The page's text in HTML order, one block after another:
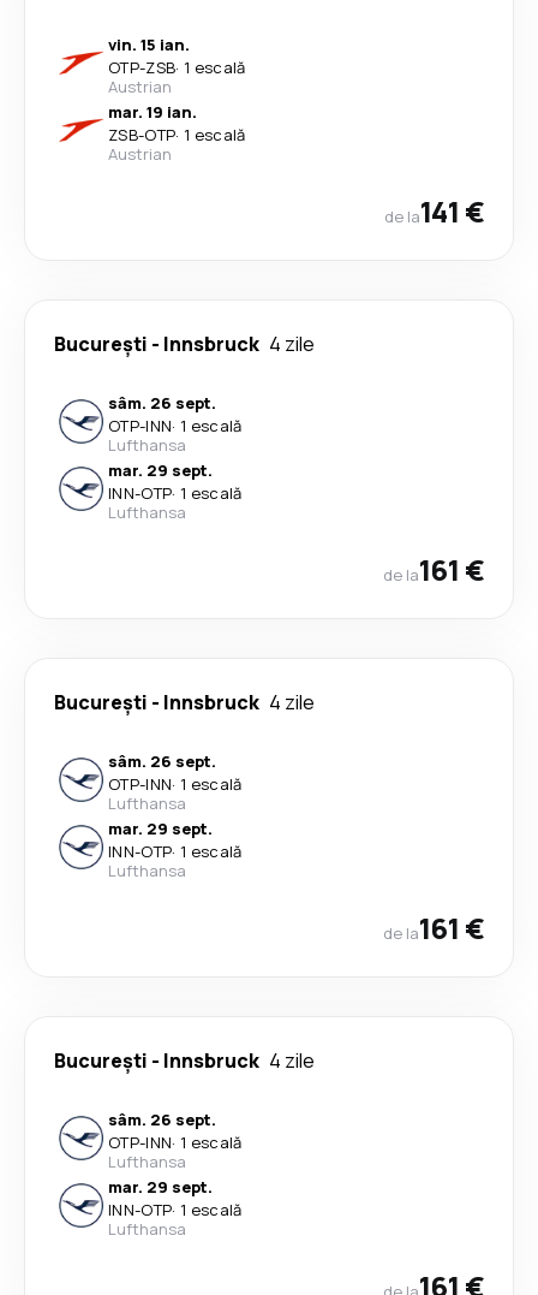
vin. 15 ian.
OTP-ZSB· 1 escală
Austrian
mar. 19 ian.
ZSB-OTP· 1 escală
Austrian
de la141 €
București - Innsbruck 4 zile
sâm. 26 sept.
OTP-INN· 1 escală
Lufthansa
mar. 29 sept.
INN-OTP· 1 escală
Lufthansa
de la161 €
București - Innsbruck 4 zile
sâm. 26 sept.
OTP-INN· 1 escală
Lufthansa
mar. 29 sept.
INN-OTP· 1 escală
Lufthansa
de la161 €
București - Innsbruck 4 zile
sâm. 26 sept.
OTP-INN· 1 escală
Lufthansa
mar. 29 sept.
INN-OTP· 1 escală
Lufthansa
161 €